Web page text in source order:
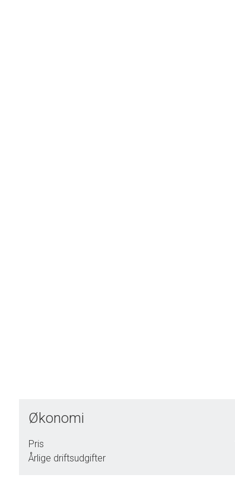
Økonomi
Pris
Årlige driftsudgifter